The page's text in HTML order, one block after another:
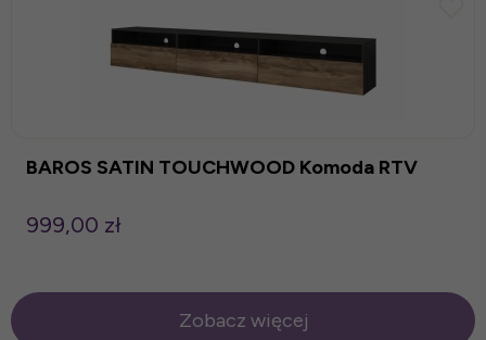
BAROS SATIN TOUCHWOOD Komoda RTV
999,00 zł
Zobacz więcej